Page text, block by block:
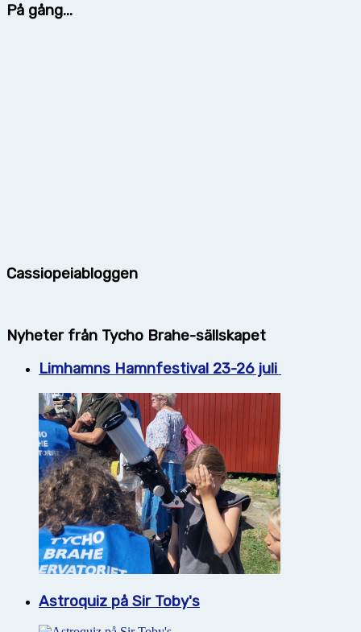
På gång...
Cassiopeiabloggen
Nyheter från Tycho Brahe-sällskapet
Limhamns Hamnfestival 23-26 juli
Astroquiz på Sir Toby's